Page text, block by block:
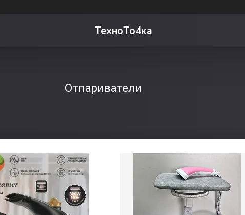
ТехноТо4ка
Отпариватели